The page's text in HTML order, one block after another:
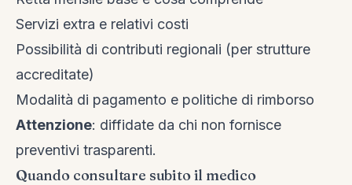
Servizi extra e relativi costi
Possibilità di contributi regionali (per strutture
accreditate)
Modalità di pagamento e politiche di rimborso
Attenzione: diffidate da chi non fornisce
preventivi trasparenti.
Quando consultare subito il medico